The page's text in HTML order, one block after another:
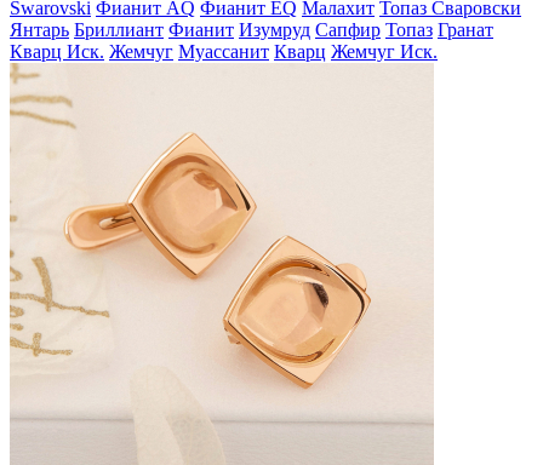
Swarovski Фианит AQ Фианит EQ Малахит Топаз Сваровски
Янтарь Бриллиант Фианит Изумруд Сапфир Топаз Гранат
Кварц Иск. Жемчуг Муассанит Кварц Жемчуг Иск.